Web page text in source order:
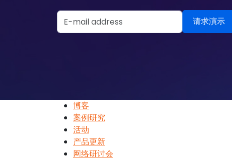
Email Address
博客
案例研究
活动
产品更新
网络研讨会